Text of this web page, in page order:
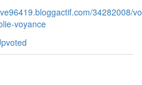
34282008/
voyance